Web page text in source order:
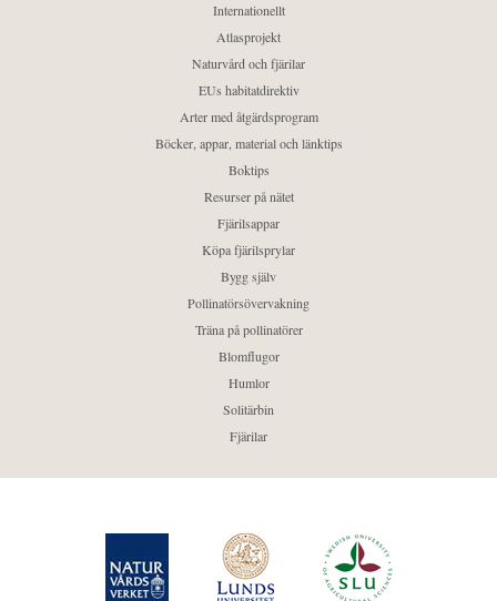
Internationellt
Atlasprojekt
Naturvård och fjärilar
EUs habitatdirektiv
Arter med åtgärdsprogram
Böcker, appar, material och länktips
Boktips
Resurser på nätet
Fjärilsappar
Köpa fjärilsprylar
Bygg själv
Pollinatörsövervakning
Träna på pollinatörer
Blomflugor
Humlor
Solitärbin
Fjärilar